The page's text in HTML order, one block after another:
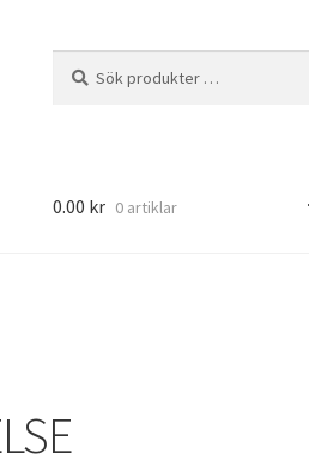
efter:
0.00 kr 0 artiklar